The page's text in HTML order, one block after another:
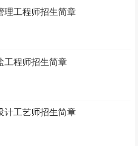
理工程师招生简章
工程师招生简章
计工艺师招生简章